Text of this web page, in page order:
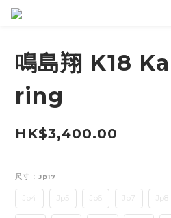
鳴島翔 K18
ring
HK$3,400.00
尺寸 : Jp17
Jp4 Jp5 Jp6 Jp7 Jp8